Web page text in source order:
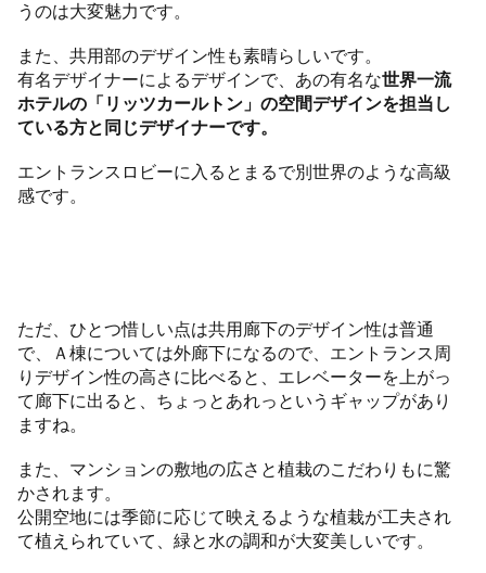
うのは大変魅力です。
また、共用部のデザイン性も素晴らしいです。
有名デザイナーによるデザインで、あの有名な世界一流
ホテルの「リッツカールトン」の空間デザインを担当し
ている方と同じデザイナーです。
エントランスロビーに入るとまるで別世界のような高級
感です。
ただ、ひとつ惜しい点は共用廊下のデザイン性は普通
で、Ａ棟については外廊下になるので、エントランス周
りデザイン性の高さに比べると、エレベーターを上がっ
て廊下に出ると、ちょっとあれっというギャップがあり
ますね。
また、マンションの敷地の広さと植栽のこだわりもに驚
かされます。
公開空地には季節に応じて映えるような植栽が工夫され
て植えられていて、緑と水の調和が大変美しいです。